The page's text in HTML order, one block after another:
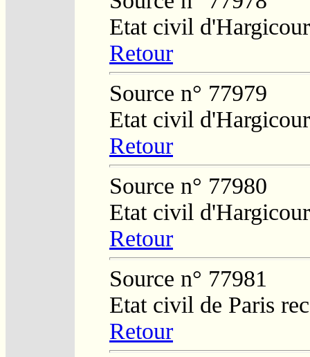
Etat civil
Retour
Source n° 77979
Etat civil
Retour
Source n° 77980
Etat civil
Retour
Source n° 77981
Etat civil de Paris
Retour